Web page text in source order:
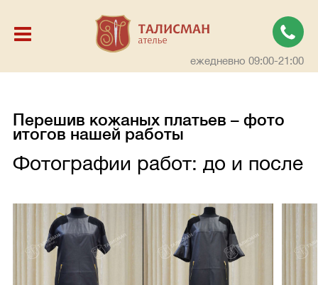
ежедневно 09:00-21:00
Перешив кожаных платьев – фото
итогов нашей работы
Фотографии работ: до и после